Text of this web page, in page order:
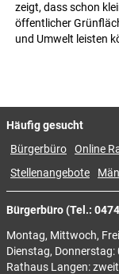
zeigt, dass schon
öffentlicher
und Umwelt leisten
Bürgerbüro (Tel.:
Montag, Mittwoch,
Dienstag, Donnerstag:
Rathaus Langen:
Häufig gesucht
Bürgerbüro Online
Stellenangebote